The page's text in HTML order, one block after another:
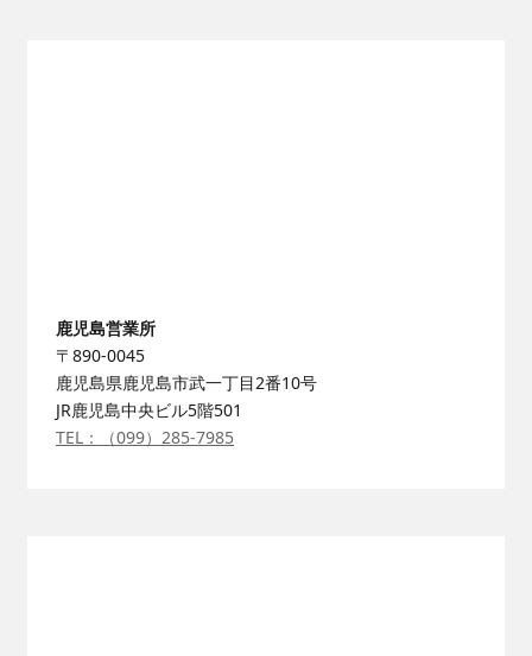
鹿児島営業所
〒890-0045
鹿児島県鹿児島市武一丁目2番10号
JR鹿児島中央ビル5階501
TEL：（099）285-7985